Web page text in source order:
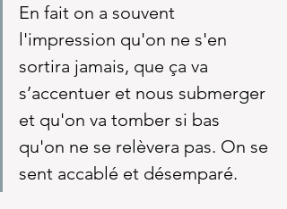
En fait on a souvent
l'impression qu'on ne s'en
sortira jamais, que ça va
s’accentuer et nous submerger
et qu'on va tomber si bas
qu'on ne se relèvera pas. On se
sent accablé et désemparé.